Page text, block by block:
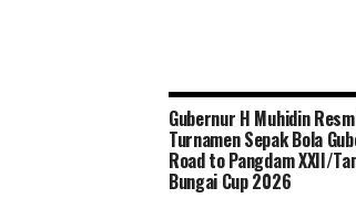
Gubernur H Muhidin
Turnamen Sepak Bola
Road to Pangdam XXII/
Bungai Cup 2026